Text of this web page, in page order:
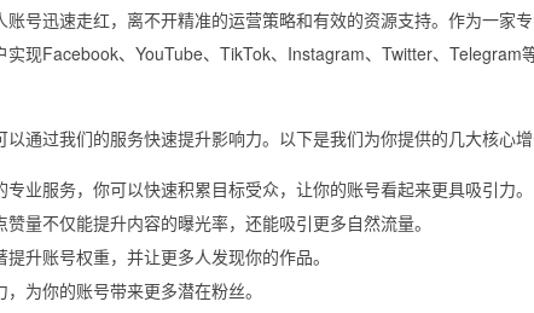
号迅速走红，离不开精准的运营策略和有效的资源支持。作为一家
实现Facebook、YouTube、TikTok、Instagram、Twitter、Telegram
通过我们的服务快速提升影响力。以下是我们为你提供的几大核心
业服务，你可以快速积累目标受众，让你的账号看起来更具吸引力。
量不仅能提升内容的曝光率，还能吸引更多自然流量。
升账号权重，并让更多人发现你的作品。
为你的账号带来更多潜在粉丝。